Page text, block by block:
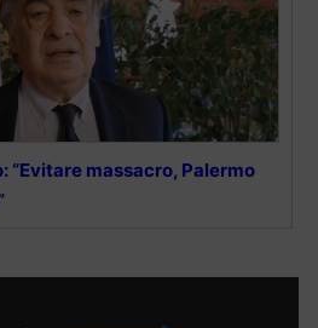
“Evitare massacro, Palermo